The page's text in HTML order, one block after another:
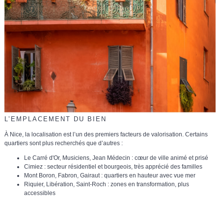
L’EMPLACEMENT DU BIEN
À Nice, la localisation est l’un des premiers facteurs de valorisation . Certains
quartiers sont plus recherchés que d’autres :
Le Carré d'Or, Musiciens, Jean Médecin : cœur de ville animé et prisé
Cimiez: secteur résidentiel et bourgeois, très apprécié des familles
Mont Boron, Fabron, Gairaut: quartiers en hauteur avec vue mer
Riquier, Libération, Saint-Roch : zones en transformation, plus
accessibles